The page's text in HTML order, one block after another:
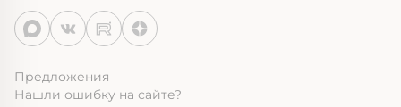
Предложения
Нашли ошибку на сайте?